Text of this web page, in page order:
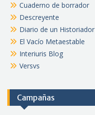
Cuaderno de borrador
Descreyente
Diario de un Historiador
El Vacío Metaestable
Interiuris Blog
Versvs
Campañas